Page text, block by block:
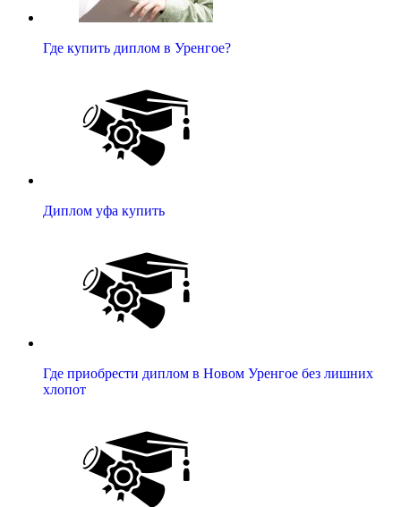
Где купить диплом в Уренгое?
Диплом уфа купить
Где приобрести диплом в Новом Уренгое без лишних
хлопот